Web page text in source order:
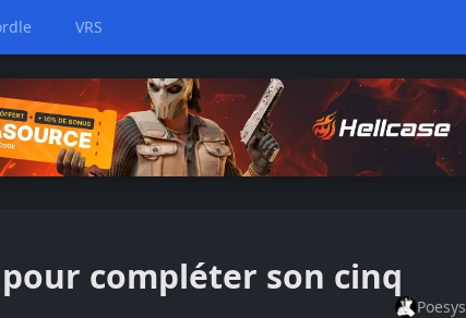
VRS
pour compléter son cinq
Poesys